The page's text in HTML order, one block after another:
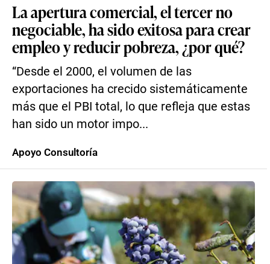
La apertura comercial, el tercer no
negociable, ha sido exitosa para crear
empleo y reducir pobreza, ¿por qué?
“Desde el 2000, el volumen de las
exportaciones ha crecido sistemáticamente
más que el PBI total, lo que refleja que estas
han sido un motor impo...
Apoyo Consultoría